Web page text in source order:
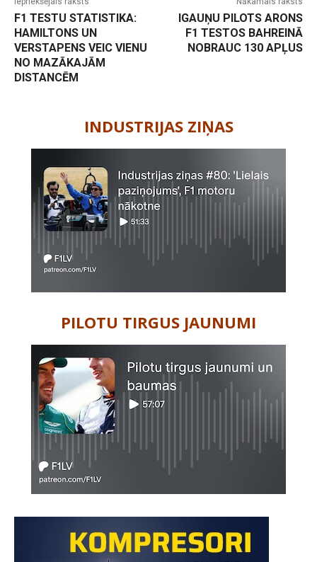
F1 TESTU STATISTIKA:
HAMILTONS UN
VERSTAPENS VEIC VIENU
NO MAZĀKAJĀM
DISTANCĒM
IGAUŅU PILOTS ARONS
F1 TESTOS BAHREINĀ
NOBRAUC 130 APĻUS
INDUSTRIJAS ZIŅAS
PILOTU TIRGUS JAUNUMI